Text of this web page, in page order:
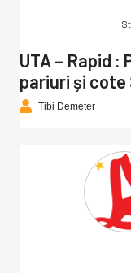
UTA – Rapid
pariuri și cote
Tibi Demeter